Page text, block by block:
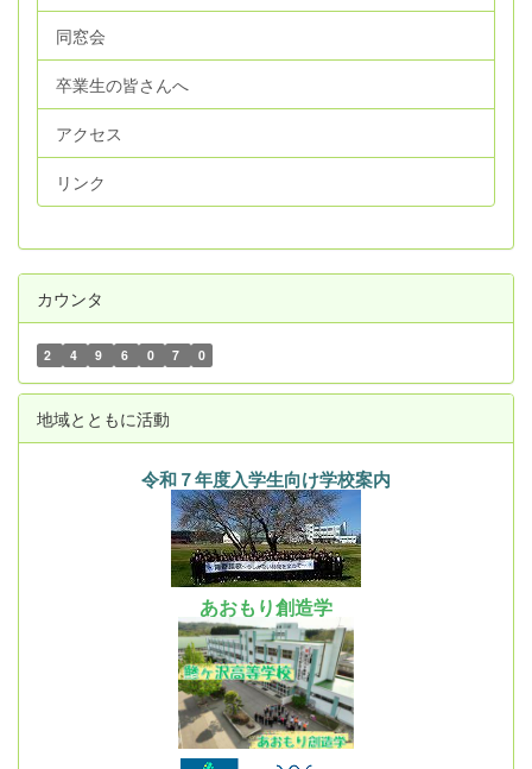
同窓会
卒業生の皆さんへ
アクセス
リンク
カウンタ
2 4 9 6 0 7 0
地域とともに活動
令和７年度入学生向け学校案内
あおもり創造学